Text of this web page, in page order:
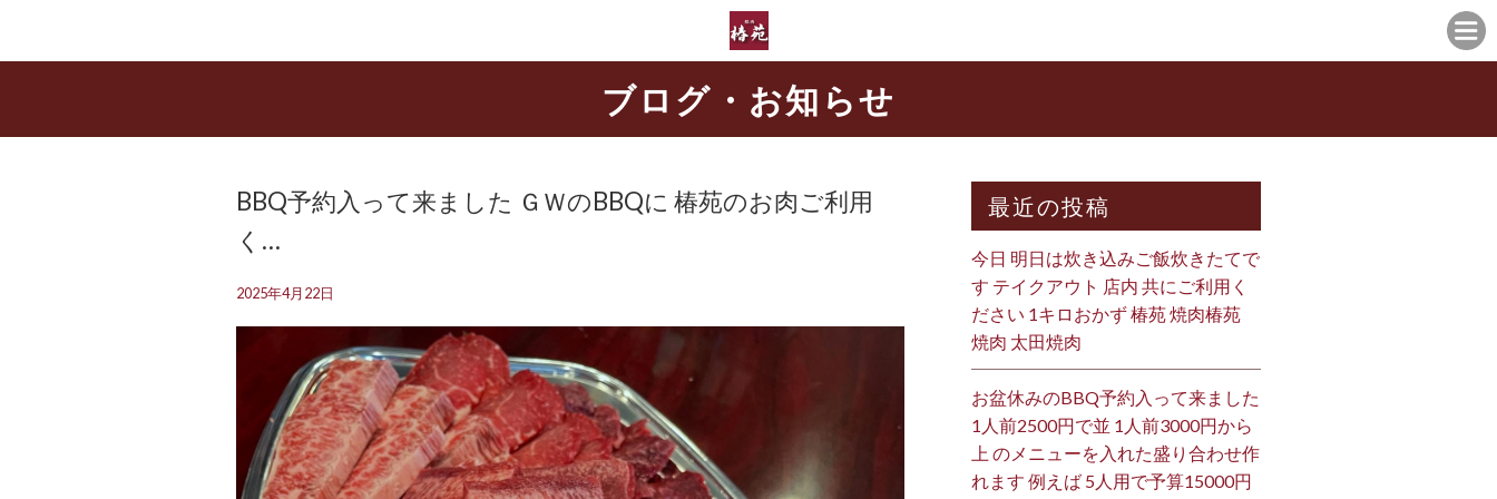
ブログ・お知らせ
BBQ予約入って来ました ＧＷのBBQに 椿苑のお肉ご利用
く…
2025年4月22日
最近の投稿
今日 明日は炊き込みご飯炊きたてで
す テイクアウト 店内 共にご利用く
ださい 1キロおかず 椿苑 焼肉椿苑
焼肉 太田焼肉
お盆休みのBBQ予約入って来ました
1人前2500円で並 1人前3000円から
上 のメニューを入れた盛り合わせ作
れます 例えば 5人用で予算15000円